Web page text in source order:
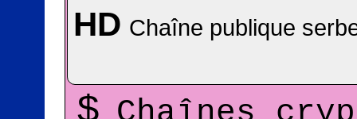
HD Chaîne publique